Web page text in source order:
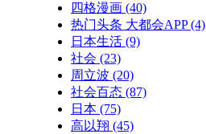
四格漫画 (40)
热门头条 大都会APP(4)
日本生活 (9)
社会 (23)
周立波 (20)
社会百态 (87)
日本 (75)
高以翔 (45)